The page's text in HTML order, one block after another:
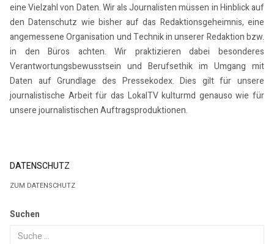
eine Vielzahl von Daten. Wir als Journalisten müssen in Hinblick auf
den Datenschutz wie bisher auf das Redaktionsgeheimnis, eine
angemessene Organisation und Technik in unserer Redaktion bzw.
in den Büros achten. Wir praktizieren dabei besonderes
Verantwortungsbewusstsein und Berufsethik im Umgang mit
Daten auf Grundlage des Pressekodex. Dies gilt für unsere
journalistische Arbeit für das LokalTV kulturmd genauso wie für
unsere journalistischen Auftragsproduktionen.
DATENSCHUTZ
ZUM DATENSCHUTZ
Suchen